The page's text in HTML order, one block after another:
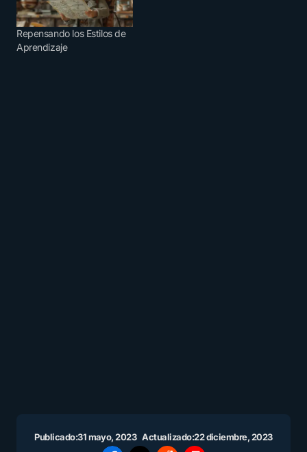
Repensando los Estilos de
Aprendizaje
Publicado:31 mayo, 2023 Actualizado:22 diciembre, 2023